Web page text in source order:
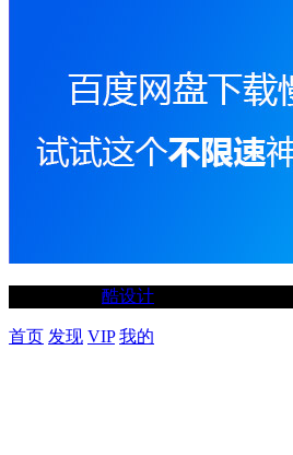
酷设计
首页 发现 VIP 我的